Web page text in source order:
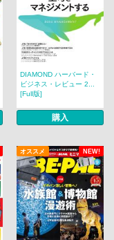
DIAMOND ハーバード・
ビジネス・レビュー 2...
[Full版]
購入
NEW!
オススメ